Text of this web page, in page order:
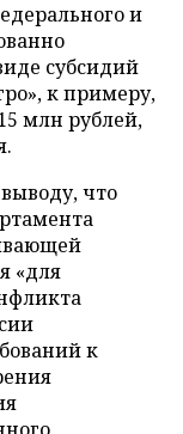
и
субсидий
к примеру,
млн рублей,
что
«для
к